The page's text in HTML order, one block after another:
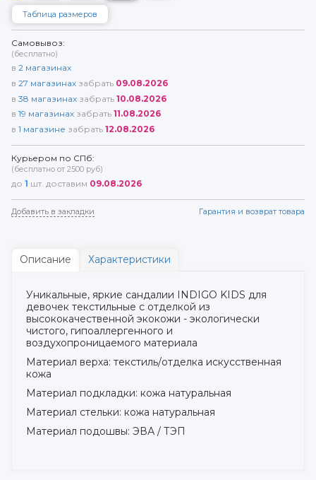
Таблица размеров
Самовывоз:
(бесплатно)
в 2 магазинах
в 27 магазинах забрать 09.08.2026
в 38 магазинах забрать 10.08.2026
в 19 магазинах забрать 11.08.2026
в 1 магазине забрать 12.08.2026
Курьером по СПб:
(бесплатно от 2500 руб)
до 1 шт. доставим 09.08.2026
Добавить в закладки Гарантия и возврат товара
Описание Характеристики
Уникальные, яркие сандалии INDIGO KIDS для
девочек текстильные с отделкой из
высококачественной экокожи - экологически
чистого, гипоаллергенного и
воздухопроницаемого материала
Материал верха: текстиль/отделка искусственная
кожа
Материал подкладки: кожа натуральная
Материал стельки: кожа натуральная
Материал подошвы: ЭВА / ТЭП